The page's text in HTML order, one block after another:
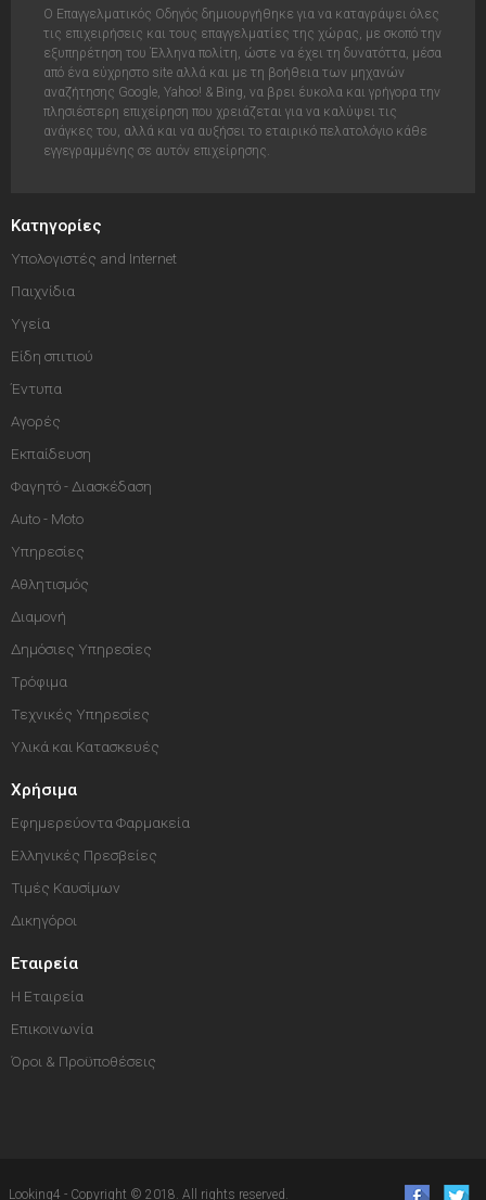
Ο Επαγγελματικός Οδηγός δημιουργήθηκε για να καταγράψει όλες
τις επιχειρήσεις και τους επαγγελματίες της χώρας, με σκοπό την
εξυπηρέτηση του Έλληνα πολίτη, ώστε να έχει τη δυνατόττα, μέσα
από ένα εύχρηστο site αλλά και με τη βοήθεια των μηχανών
αναζήτησης Google, Yahoo! & Bing, να βρει έυκολα και γρήγορα την
πλησιέστερη επιχείρηση που χρειάζεται για να καλύψει τις
ανάγκες του, αλλά και να αυξήσει το εταιρικό πελατολόγιο κάθε
εγγεγραμμένης σε αυτόν επιχείρησης.
Κατηγορίες
Υπολογιστές and Internet
Παιχνίδια
Υγεία
Είδη σπιτιού
Έντυπα
Αγορές
Εκπαίδευση
Φαγητό - Διασκέδαση
Auto - Moto
Υπηρεσίες
Αθλητισμός
Διαμονή
Δημόσιες Υπηρεσίες
Τρόφιμα
Τεχνικές Υπηρεσίες
Υλικά και Κατασκευές
Χρήσιμα
Εφημερεύοντα Φαρμακεία
Ελληνικές Πρεσβείες
Τιμές Καυσίμων
Δικηγόροι
Εταιρεία
Η Εταιρεία
Επικοινωνία
Όροι & Προϋποθέσεις
Looking4 - Copyright © 2018. All rights reserved.